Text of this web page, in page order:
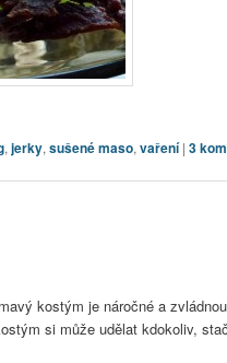
, jerky, sušené maso, vaření | 3
kostým je náročné a
si může udělat kdokoliv,